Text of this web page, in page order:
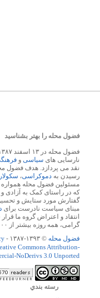
فضول محله را بهتر بشناسید
نارسایی های سیاسی و
نقد می پردازد. هدف فضول
رسیدن به دموکراسی،
مسئولین فضول محله همواره
که در راستای کمک به آزادی
گفتارش مورد ستایش و تحسین
مبنای سیاست نادرست برای
انتقاد و اعتراض گروه ما
گرامی، همه روزه بیشتر از ۱۰،۰۰۰ نفر از این سایت دیدن می کنند.
فضول محله © ۱۳۹۳-۱۳۸۷ -
Commons Attribution-
NoDerivs 3.0 Unported
رسته بندي